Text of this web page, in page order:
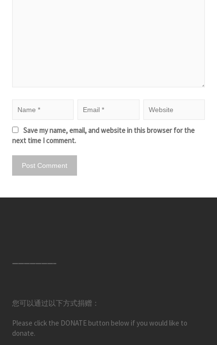
Save my name, email, and website in this browser for the
next time I comment.
———————–
您可以通过以下方式捐赠：
Please click the DONATE button below if you would like to
donate.